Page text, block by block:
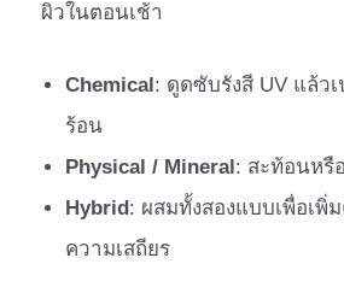
ผิวในตอนเช้า
Chemical: ดูดซับรังสี UV แล้ว
ร้อน
Physical / Mineral: สะท้อนหรื
Hybrid: ผสมทั้งสองแบบเพื่อเพิ่
ความเสถียร